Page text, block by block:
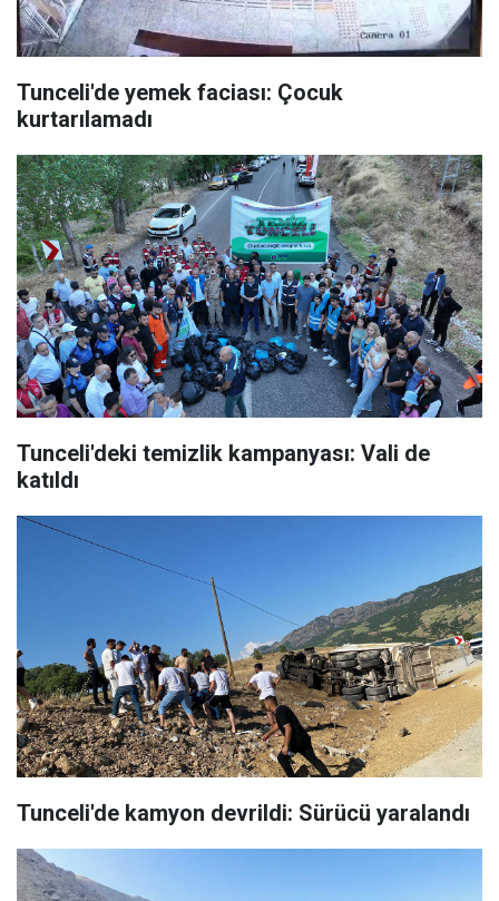
Tunceli'de yemek faciası: Çocuk
kurtarılamadı
Tunceli'deki temizlik kampanyası: Vali de
katıldı
Tunceli'de kamyon devrildi: Sürücü yaralandı